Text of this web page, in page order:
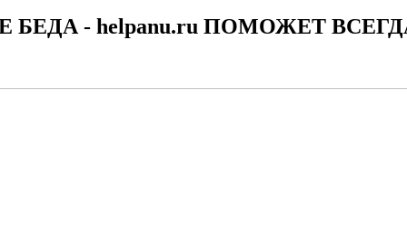
БЕДА - helpanu.ru ПОМОЖЕТ